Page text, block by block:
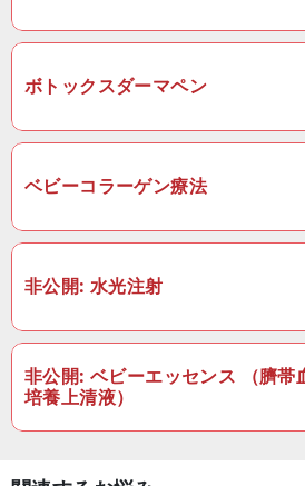
ボトックスダーマペン
ベビーコラーゲン療法
非公開: 水光注射
非公開: ベビーエッセンス （臍帯
培養上清液）